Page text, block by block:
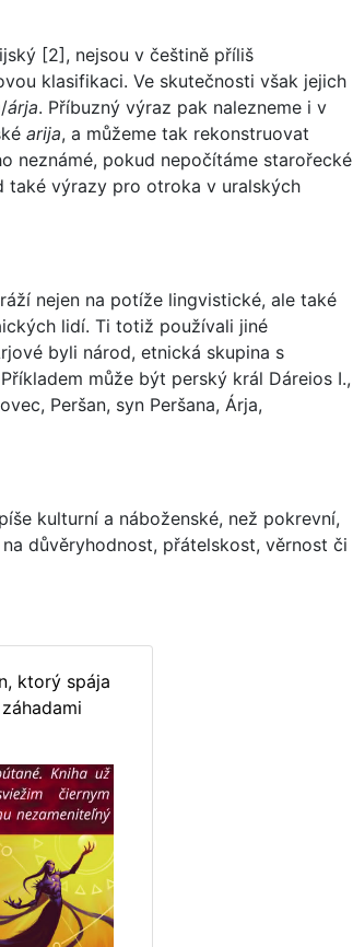
[2], nejsou v češtině příliš
klasifikaci. Ve skutečnosti však jejich
/árja. Příbuzný výraz pak nalezneme i v
arija, a můžeme tak rekonstruovat
neznámé, pokud nepočítáme starořecké
také výrazy pro otroka v uralských
nejen na potíže lingvistické, ale také
lidí. Ti totiž používali jiné
byli národ, etnická skupina s
může být perský král Dáreios I.,
Peršan, syn Peršana, Árja,
kulturní a náboženské, než pokrevní,
důvěryhodnost, přátelskost, věrnost či
ktorý spája